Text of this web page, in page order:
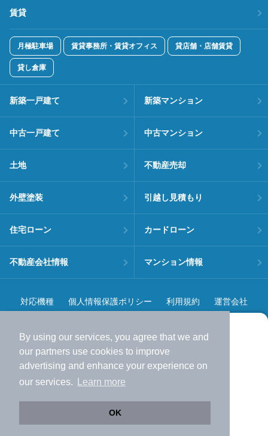
By using our services, you agree that we and
our partners use cookies to improve
advertising and enhance your experience on
our services.
Learn more
OK
より使いやすくなった
アプリで物件探ししませんか？
サクサク動く地図で物件検索
賃貸
月極駐車場 賃貸事務所・賃貸オフィス 貸店舗・店舗賃貸
貸し倉庫
新築一戸建て 新築マンション
中古一戸建て 中古マンション
土地 不動産売却
外壁塗装 引越し見積もり
住宅ローン カードローン
不動産会社情報 マンション情報
対応機種 個人情報保護ポリシー 利用規約 運営会社
©NIFTY Lifestyle Co., Ltd.